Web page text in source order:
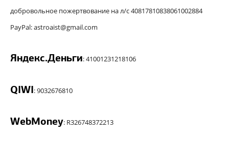
добровольное пожертвование на л/с 40817810838061002884
PayPal: astroaist@gmail.com
Яндекс.Деньги: 41001231218106
QIWI: 9032676810
WebMoney: R326748372213